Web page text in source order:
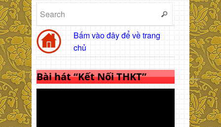
Bấm vào đây để về trang
chủ
Bài hát “Kết Nối THKT”